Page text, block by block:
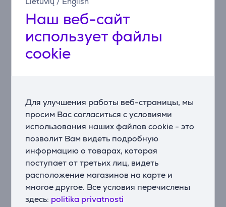
Наш веб-сайт
использует файлы
cookie
Для улучшения работы веб-страницы, мы
просим Вас согласиться с условиями
использования наших файлов cookie - это
позволит Вам видеть подробную
информацию о товарах, которая
поступает от третьих лиц, видеть
расположение магазинов на карте и
многое другое. Все условия перечислены
здесь: politika privatnosti
больше места на столе для движений мыши.
Настраиваемые аналоговые переключатели
Вы сможете настраивать точку срабатывания
каждой клавиши в диапазоне 0,1–2,5 мм. Это
Rapid Trigger для ультраточной реакции
Технология Rapid Trigger реагирует на движение
клавиши на пиксельном уровне. Это помогает
быстро менять направление, выполнять точные
контрдвижения и вовремя парировать без задержек.
SOCD и приоритеты клавиш
При одновременном нажатии противоположных
направлений Вы сможете задать, какая клавиша
будет иметь приоритет. Это снизит количество